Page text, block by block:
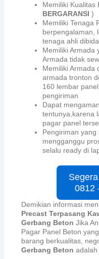
Memiliki Kualitas
BERGARANSI )
Memiliki Tenaga
berpengalaman,
tenaga ahli
Memiliki Armada
Armada tidak
Memiliki Armada
armada tronton
160 lembar
pengiriman
Dapat
tentunya,karena
pagar panel
Pengiriman
mengganggu
selalu ready di
0812
Demikian informasi
Precast Terpasang
Gerbang Beton Jika
Pagar Panel Beton
barang berkualitas,
Gerbang Beton